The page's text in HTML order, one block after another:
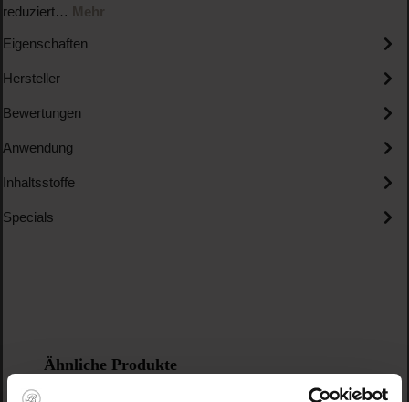
reduziert… Mehr
Eigenschaften
Hersteller
Bewertungen
Anwendung
Inhaltsstoffe
Specials
Produktgalerie überspringen
Ähnliche Produkte